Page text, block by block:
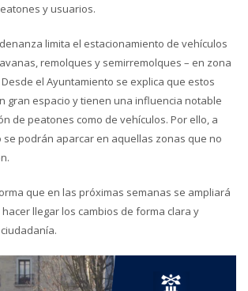
y usuarios.
limita el estacionamiento de vehículos
remolques y semirremolques – en zona
el Ayuntamiento se explica que estos
gran espacio y tienen una influencia notable
de peatones como de vehículos. Por ello, a
podrán aparcar en aquellas zonas que no
que en las próximas semanas se ampliará
llegar los cambios de forma clara y